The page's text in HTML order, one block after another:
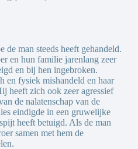
de man steeds heeft gehandeld.
en hun familie jarenlang zeer
en bij hen ingebroken.
en fysiek mishandeld en haar
heeft zich ook zeer agressief
de nalatenschap van de
eindigde in een gruwelijke
heeft betuigd. Als de man
samen met hem de